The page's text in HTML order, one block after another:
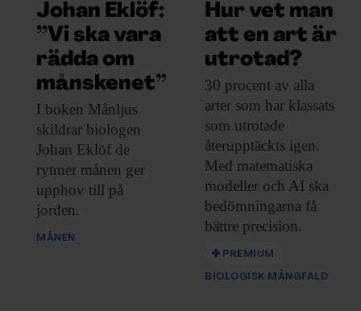
Johan Eklöf:
”Vi ska vara
rädda om
månskenet”
I boken Månljus
skildrar biologen
Johan Eklöf de
rytmer månen ger
upphov till på
jorden.
MÅNEN
Hur vet man
att en art är
utrotad?
30 procent av alla
arter som har klassats
som utrotade
återupptäckts igen.
Med matematiska
modeller och AI ska
bedömningarna få
bättre precision.
PREMIUM
BIOLOGISK MÅNGFALD